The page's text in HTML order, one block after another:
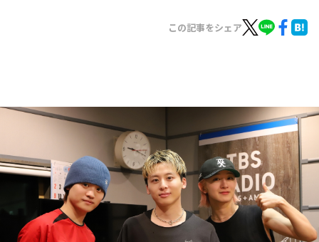
イベント・グッズ
YouTube
この記事をシェア